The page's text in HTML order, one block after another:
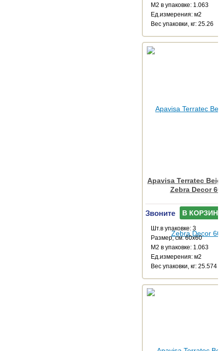
М2 в упаковке: 1.063
Ед.измерения: м2
Веc упаковки, кг: 25.26
Apavisa Terratec
Zebra Decor
Звоните В КОРЗИНУ
Шт.в упаковке: 3
Размер, см: 60x60
М2 в упаковке: 1.063
Ед.измерения: м2
Веc упаковки, кг: 25.574